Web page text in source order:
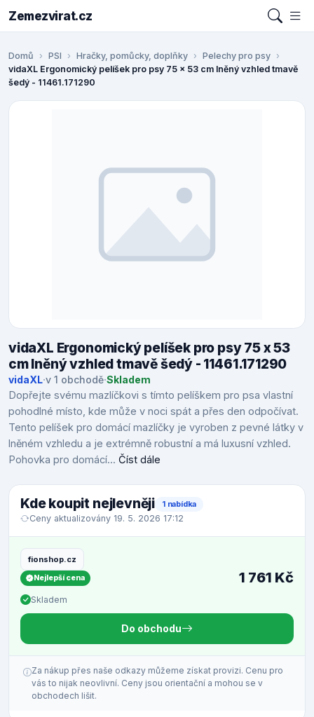
Zemezvirat.cz
Domů PSI Hračky, pomůcky, doplňky
Pelechy pro psy
vidaXL Ergonomický pelíšek pro psy 75 x 53 cm lněný vzhled tmavě
šedý - 11461.171290
vidaXL Ergonomický pelíšek pro psy 75 x 53
cm lněný vzhled tmavě šedý - 11461.171290
vidaXL·v 1 obchodě·Skladem
Dopřejte svému mazlíčkovi s tímto pelíškem pro psa vlastní
pohodlné místo, kde může v noci spát a přes den odpočívat.
Tento pelíšek pro domácí mazlíčky je vyroben z pevné látky v
lněném vzhledu a je extrémně robustní a má luxusní vzhled.
Pohovka pro domácí... Číst dále
Kde koupit nejlevněji 1 nabídka
Ceny aktualizovány 19. 5. 2026 17:12
fionshop.cz
Nejlepší cena
Skladem
1 761 Kč
Do obchodu
Za nákup přes naše odkazy můžeme získat provizi. Cenu pro
vás to nijak neovlivní. Ceny jsou orientační a mohou se v
obchodech lišit.